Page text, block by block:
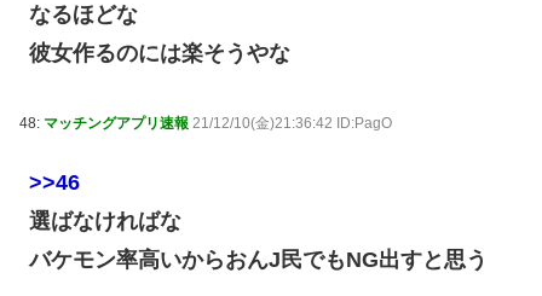
なるほどな
彼女作るのには楽そうやな
48: マッチングアプリ速報 21/12/10(金)21:36:42 ID:PagO
>>46
選ばなければな
バケモン率高いからおんJ民でもNG出すと思う